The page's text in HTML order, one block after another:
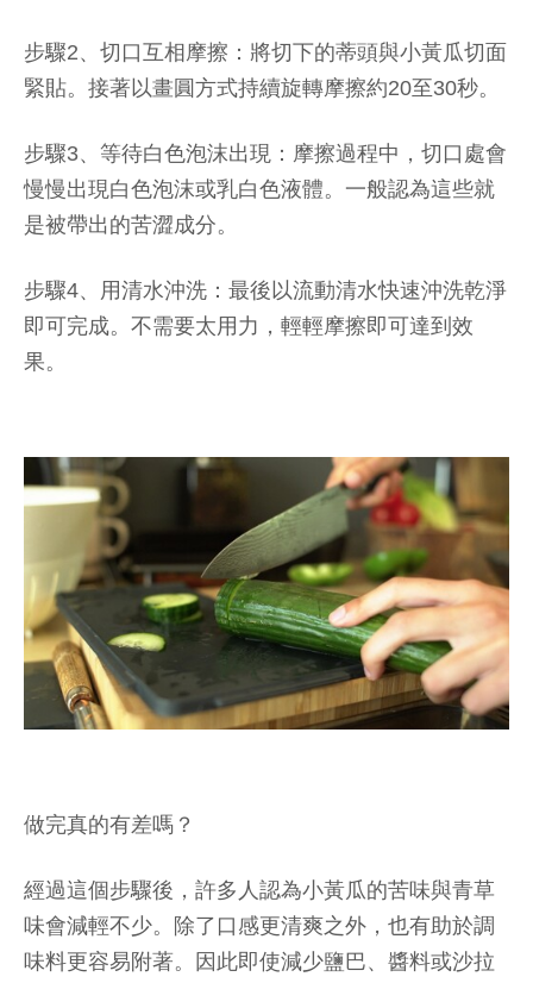
步驟2、切口互相摩擦：將切下的蒂頭與小黃瓜切面
緊貼。接著以畫圓方式持續旋轉摩擦約20至30秒。
步驟3、等待白色泡沫出現：摩擦過程中，切口處會
慢慢出現白色泡沫或乳白色液體。一般認為這些就
是被帶出的苦澀成分。
步驟4、用清水沖洗：最後以流動清水快速沖洗乾淨
即可完成。不需要太用力，輕輕摩擦即可達到效
果。
做完真的有差嗎？
經過這個步驟後，許多人認為小黃瓜的苦味與青草
味會減輕不少。除了口感更清爽之外，也有助於調
味料更容易附著。因此即使減少鹽巴、醬料或沙拉